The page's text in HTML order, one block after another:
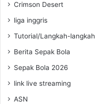
Crimson Desert
liga inggris
Tutorial/Langkah-langkah
Berita Sepak Bola
Sepak Bola 2026
link live streaming
ASN